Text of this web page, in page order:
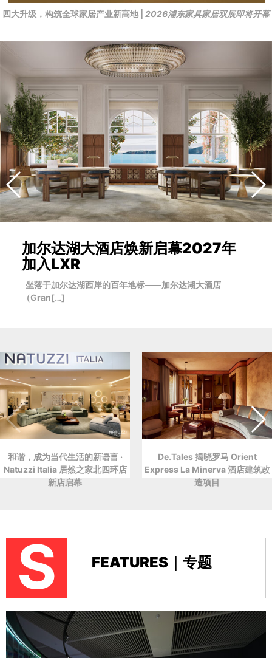
四大升级，构筑全球家居产业新高地 | 2026浦东家具家居双展即将开幕
加尔达湖大酒店焕新启幕2027年
加入LXR
坐落于加尔达湖西岸的百年地标——加尔达湖大酒店
（Gran[…]
和谐，成为当代生活的新语言 ·
Natuzzi Italia 居然之家北四环店
新店启幕
De.Tales 揭晓罗马 Orient
Express La Minerva 酒店建筑改
造项目
S FEATURES｜专题